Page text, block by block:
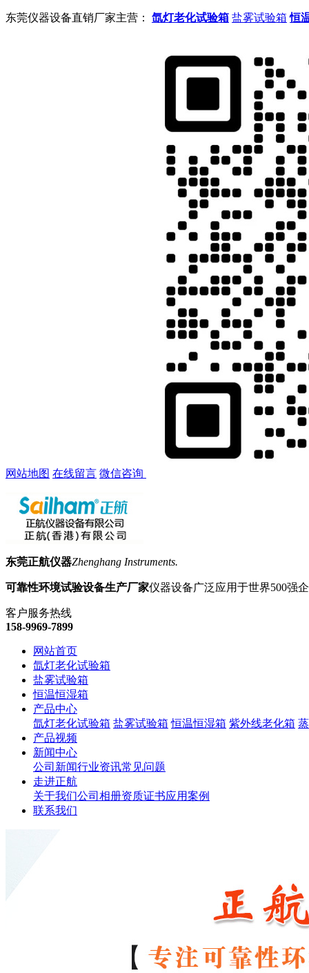
东莞仪器设备直销厂家主营： 氙灯老化试验箱 盐雾试验箱 恒
网站地图 在线留言 微信咨询
东莞正航仪器Zhenghang Instruments.
可靠性环境试验设备生产厂家仪器设备广泛应用于世界500强
客户服务热线
158-9969-7899
网站首页
氙灯老化试验箱
盐雾试验箱
恒温恒湿箱
产品中心
氙灯老化试验箱 盐雾试验箱 恒温恒湿箱 紫外线老化箱
产品视频
新闻中心
公司新闻行业资讯常见问题
走进正航
关于我们公司相册资质证书应用案例
联系我们